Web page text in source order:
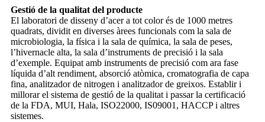
Gestió de la qualitat del producte
El laboratori de disseny d’acer a tot color és de 1000 metres
quadrats, dividit en diverses àrees funcionals com la sala de
microbiologia, la física i la sala de química, la sala de peses,
l’hivernacle alta, la sala d’instruments de precisió i la sala
d’exemple. Equipat amb instruments de precisió com ara fase
líquida d’alt rendiment, absorció atòmica, cromatografia de capa
fina, analitzador de nitrogen i analitzador de greixos. Establir i
millorar el sistema de gestió de la qualitat i passar la certificació
de la FDA, MUI, Hala, ISO22000, IS09001, HACCP i altres
sistemes.